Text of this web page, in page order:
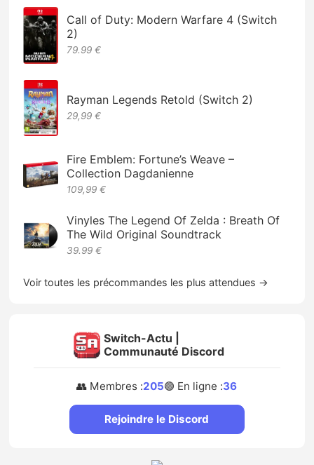
Call of Duty: Modern Warfare 4 (Switch
2)
79.99 €
Rayman Legends Retold (Switch 2)
29,99 €
Fire Emblem: Fortune’s Weave –
Collection Dagdanienne
109,99 €
Vinyles The Legend Of Zelda : Breath Of
The Wild Original Soundtrack
39.99 €
Voir toutes les précommandes les plus attendues →
Switch-Actu |
Communauté Discord
👥 Membres :205🟢 En ligne :36
Rejoindre le Discord